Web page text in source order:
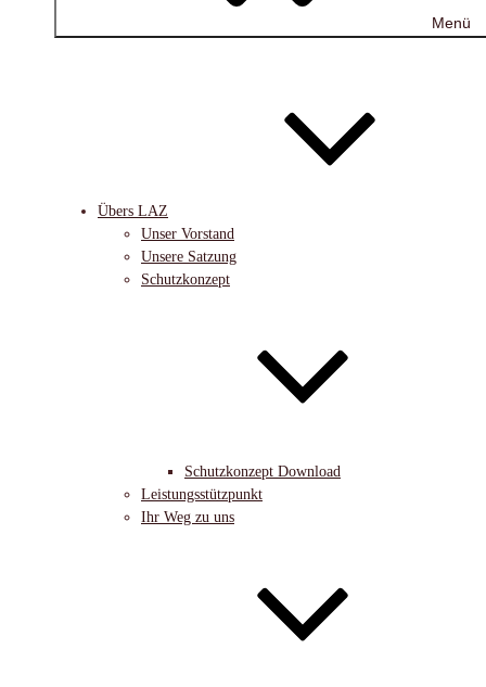
Menü
Übers LAZ
Unser Vorstand
Unsere Satzung
Schutzkonzept
Schutzkonzept Download
Leistungsstützpunkt
Ihr Weg zu uns